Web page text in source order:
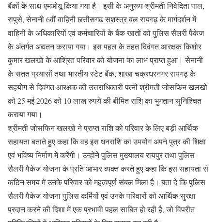
बैंकों के साथ एमओयू किया गया है। इसी के अनुरूप श्रीमती निवेदिता पाल,
रापुसे, सेनानी 6वीं वाहिनी छत्तीसगढ़ सशस्त्र बल रायगढ़ के मार्गदर्शन में
वाहिनी के अधिकारियों एवं कर्मचारियों के बैंक खातों को पुलिस सैलरी पैकेज
के अंतर्गत अद्यतन कराया गया। इस पहल के तहत दिवंगत आरक्षक किशोर
कुमार खलखो के आश्रित परिवार को योजना का लाभ प्राप्त हुआ। सेनानी
के सतत प्रयासों तथा भारतीय स्टेट बैंक, शाखा चक्रधरनगर रायगढ़ के
सहयोग से दिवंगत आरक्षक की उत्तराधिकारी पत्नी श्रीमती जोसफिन खलखो
को 25 मई 2026 को 10 लाख रुपये की बीमित राशि का भुगतान सुनिश्चित
कराया गया।
श्रीमती जोसफिन खलखो ने प्राप्त राशि को परिवार के लिए बड़ी आर्थिक
सहायता बताते हुए कहा कि वह इस धनराशि का उपयोग अपने पुत्र की शिक्षा
एवं भविष्य निर्माण में करेंगी। उन्होंने पुलिस मुख्यालय रायपुर तथा पुलिस
सैलरी पैकेज योजना के प्रति आभार व्यक्त करते हुए कहा कि इस सहायता से
कठिन समय में उनके परिवार को महत्वपूर्ण संबल मिला है। बता दे कि पुलिस
सैलरी पैकेज योजना पुलिस कर्मियों एवं उनके परिवारों को आर्थिक सुरक्षा
प्रदान करने की दिशा में एक प्रभावी पहल साबित हो रही है, जो विपरीत